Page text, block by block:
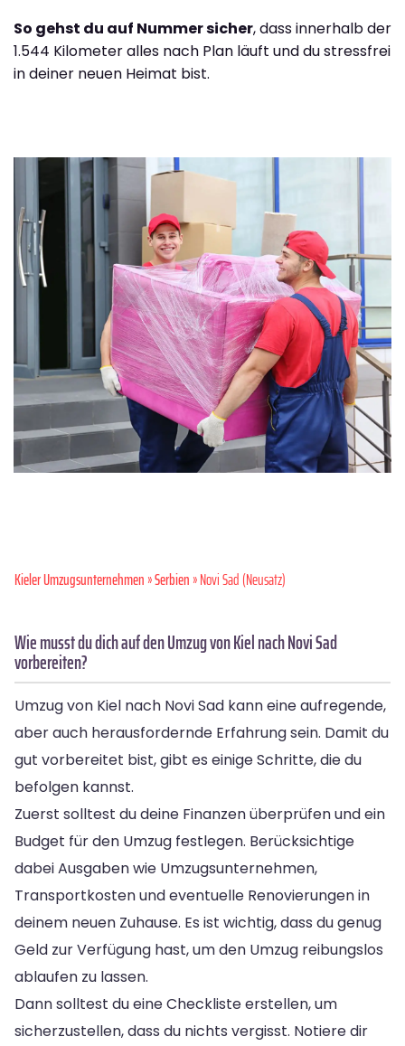
So gehst du auf Nummer sicher, dass innerhalb der
1.544 Kilometer alles nach Plan läuft und du stressfrei
in deiner neuen Heimat bist.
Kieler Umzugsunternehmen»Serbien» Novi Sad (Neusatz)
Wie musst du dich auf den Umzug von Kiel nach Novi Sad
vorbereiten?
Umzug von Kiel nach Novi Sad kann eine aufregende,
aber auch herausfordernde Erfahrung sein. Damit du
gut vorbereitet bist, gibt es einige Schritte, die du
befolgen kannst.
Zuerst solltest du deine Finanzen überprüfen und ein
Budget für den Umzug festlegen. Berücksichtige
dabei Ausgaben wie Umzugsunternehmen,
Transportkosten und eventuelle Renovierungen in
deinem neuen Zuhause. Es ist wichtig, dass du genug
Geld zur Verfügung hast, um den Umzug reibungslos
ablaufen zu lassen.
Dann solltest du eine Checkliste erstellen, um
sicherzustellen, dass du nichts vergisst. Notiere dir